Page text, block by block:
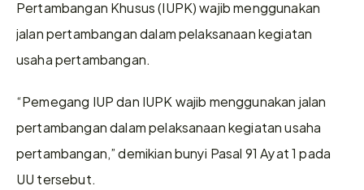
Pertambangan Khusus (IUPK) wajib menggunakan
jalan pertambangan dalam pelaksanaan kegiatan
usaha pertambangan.
“Pemegang IUP dan IUPK wajib menggunakan jalan
pertambangan dalam pelaksanaan kegiatan usaha
pertambangan,” demikian bunyi Pasal 91 Ayat 1 pada
UU tersebut.